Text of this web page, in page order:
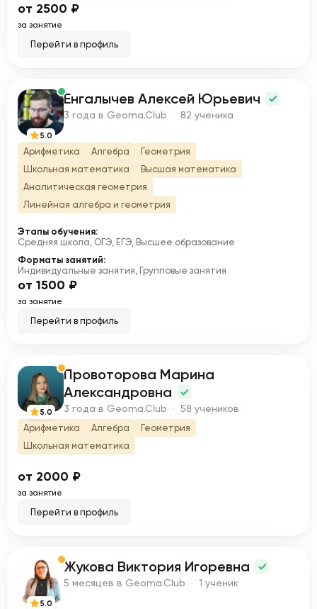
от 2500 ₽
за занятие
Перейти в профиль
Е
5.0
Енгалычев Алексей Юрьевич
3 года в Geoma.Club · 82 ученика
Арифметика Алгебра
Геометрия
Школьная математика
Высшая математика
Аналитическая геометрия
Линейная алгебра и геометрия
Этапы обучения:
Средняя школа, ОГЭ, ЕГЭ, Высшее образование
Форматы занятий:
Индивидуальные занятия, Групповые занятия
от 1500 ₽
за занятие
Перейти в профиль
П
5.0
Провоторова Марина
Александровна
3 года в Geoma.Club · 58 учеников
Арифметика Алгебра
Геометрия
Школьная математика
от 2000 ₽
за занятие
Перейти в профиль
Ж
5.0
Жукова Виктория Игоревна
5 месяцев в Geoma.Club · 1 ученик